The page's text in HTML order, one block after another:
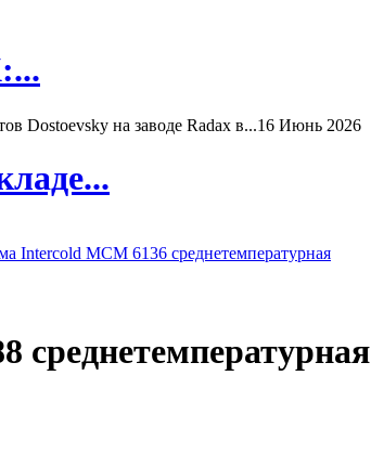
Dostoevsky на заводе Radax в...16 Июнь 2026
Intercold МСМ 6136 среднетемпературная